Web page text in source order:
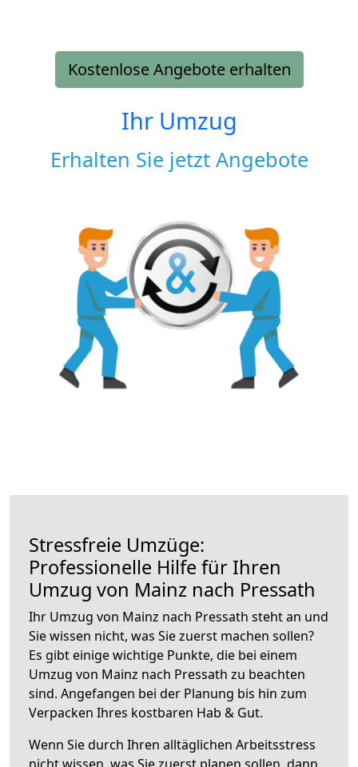
Kostenlose Angebote erhalten
Ihr Umzug
Erhalten Sie jetzt Angebote
Stressfreie Umzüge:
Professionelle Hilfe für Ihren
Umzug von Mainz nach Pressath
Ihr Umzug von Mainz nach Pressath steht an und
Sie wissen nicht, was Sie zuerst machen sollen?
Es gibt einige wichtige Punkte, die bei einem
Umzug von Mainz nach Pressath zu beachten
sind. Angefangen bei der Planung bis hin zum
Verpacken Ihres kostbaren Hab & Gut.
Wenn Sie durch Ihren alltäglichen Arbeitsstress